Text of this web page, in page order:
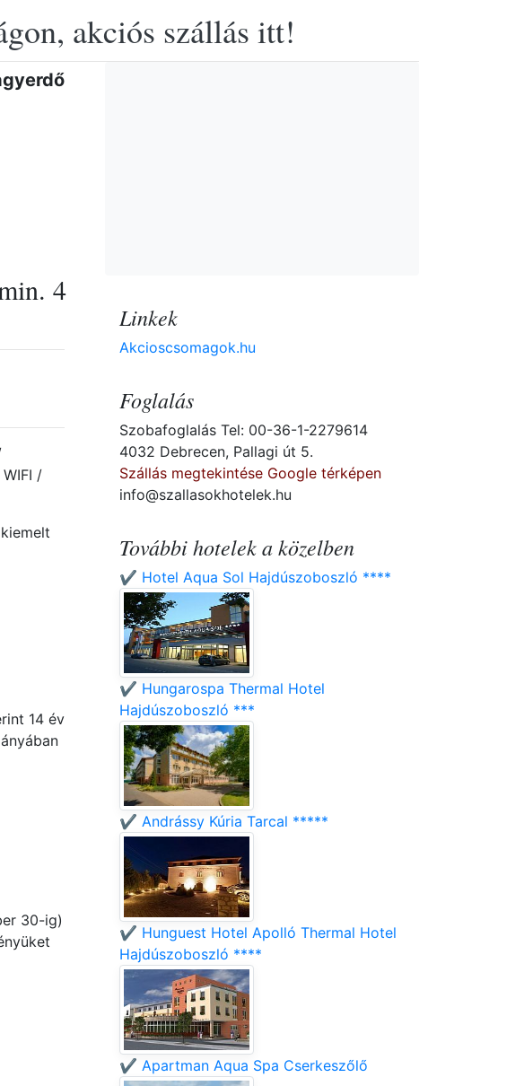
akciós szállás itt!
4
/
14 év
30-ig)
Linkek
Akcioscsomagok.hu
Foglalás
Szobafoglalás Tel: 00-36-1-2279614
4032 Debrecen, Pallagi út 5.
Szállás megtekintése Google térképen
info@szallasokhotelek.hu
További hotelek a közelben
✔️ Hotel Aqua Sol Hajdúszoboszló ****
✔️ Hungarospa Thermal Hotel
Hajdúszoboszló ***
✔️ Andrássy Kúria Tarcal *****
✔️ Hunguest Hotel Apolló Thermal Hotel
Hajdúszoboszló ****
✔️ Apartman Aqua Spa Cserkeszőlő